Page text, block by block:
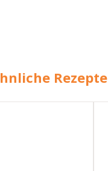
Rezepte